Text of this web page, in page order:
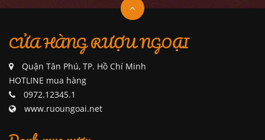
CỬA HÀNG RƯỢU NGOẠI
Quận Tân Phú, TP. Hồ Chí Minh
HOTLINE mua hàng
0972.12345.1
www.ruoungoai.net